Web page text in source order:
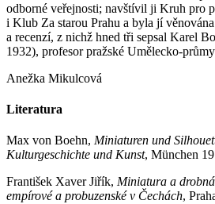
odborné veřejnosti; navštívil ji Kruh pro
i Klub Za starou Prahu a byla jí
a recenzí, z nichž hned tři sepsal Karel
1932), profesor pražské Umělecko-
Anežka Mikulcová
Literatura
Max von Boehn, Miniaturen und
Kulturgeschichte und Kunst, München
František Xaver Jiřík, Miniatura a
empírové a probuzenské v Čechách,